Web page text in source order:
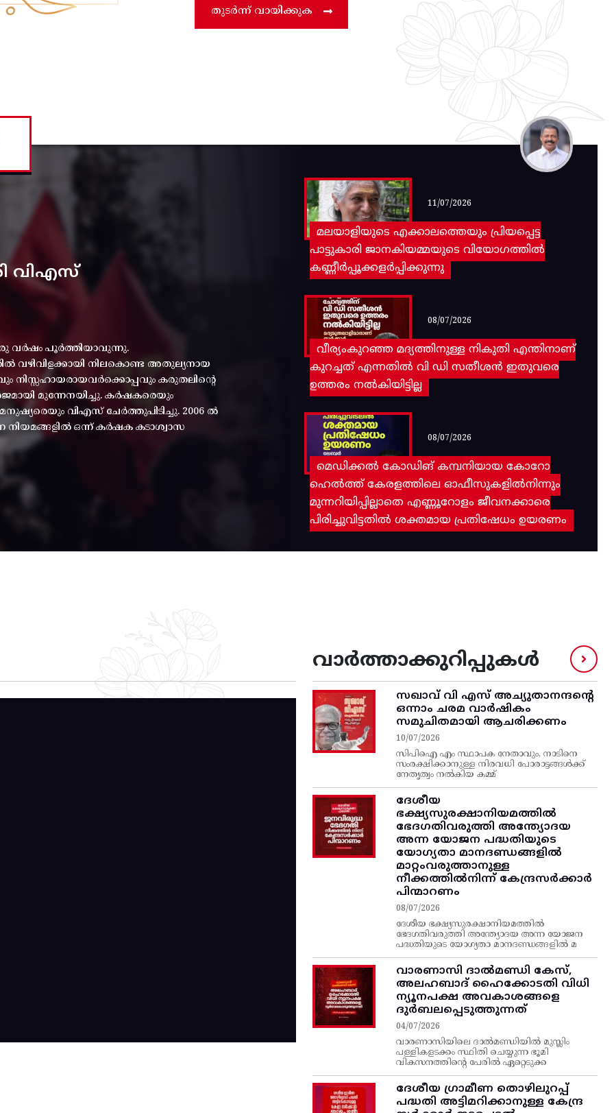
തുടർന്ന് വായിക്കുക
വിഎസ്
ഒരു വർഷം പൂർത്തിയാവുന്നു.
വഴിവിളക്കായി നിലകൊണ്ട അതുല്യനായ
നിസ്സഹായരായവർക്കൊപ്പവും കരുതലിന്റെ
മുന്നേനയിച്ചു. കർഷകരെയും
വിഎസ് ചേർത്തുപിടിച്ചു. 2006 ൽ
ഒന്ന് കർഷക കടാശ്വാസ
മലയാളിയുടെ എക്കാലത്തെയും പ്രിയപ്പെട്ട
പാട്ടുകാരി ജാനകിയമ്മയുടെ വിയോഗത്തിൽ
കണ്ണീർപ്പൂക്കളർപ്പിക്കുന്നു
11/07/2026
വീര്യംകുറഞ്ഞ മദ്യത്തിനുള്ള നികുതി എന്തിനാണ്
കുറച്ചത് എന്നതിൽ വി ഡി സതീശൻ ഇതുവരെ
ഉത്തരം നൽകിയിട്ടില്ല
08/07/2026
മെഡിക്കൽ കോഡിങ് കമ്പനിയായ കോറോ
ഹെൽത്ത് കേരളത്തിലെ ഓഫീസുകളിൽനിന്നും
മുന്നറിയിപ്പില്ലാതെ എണ്ണൂറോളം ജീവനക്കാരെ
പിരിച്ചുവിട്ടതിൽ‌ ശക്തമായ പ്രതിഷേധം ഉയരണം
08/07/2026
വാർത്താക്കുറിപ്പുകൾ
സഖാവ് വി എസ്‌ അച്യുതാനന്ദന്റെ
ഒന്നാം ചരമ വാര്‍ഷികം
സമുചിതമായി ആചരിക്കണം
10/07/2026
സിപിഐ എം സ്ഥാപക നേതാവും, നാടിനെ
സംരക്ഷിക്കാനുള്ള നിരവധി പോരാട്ടങ്ങള്‍ക്ക്‌
നേതൃത്വം നല്‍കിയ കമ്മ്
ദേശീയ
ഭക്ഷ്യസുരക്ഷാനിയമത്തിൽ
ഭേദഗതിവരുത്തി അന്ത്യോദയ
അന്ന യോജന പദ്ധതിയുടെ
യോഗ്യതാ മാനദണ്ഡങ്ങളിൽ
മാറ്റംവരുത്താനുള്ള
നീക്കത്തിൽനിന്ന്‌ കേന്ദ്രസർക്കാർ
പിന്മാറണം
08/07/2026
ദേശീയ ഭക്ഷ്യസുരക്ഷാനിയമത്തിൽ
ഭേദഗതിവരുത്തി അന്ത്യോദയ അന്ന യോജന
പദ്ധതിയുടെ യോഗ്യതാ മാനദണ്ഡങ്ങളിൽ മ
വാരണാസി ദാൽമണ്ഡി കേസ്,
അലഹബാദ് ഹൈക്കോടതി വിധി
ന്യൂനപക്ഷ അവകാശങ്ങളെ
ദുർബലപ്പെടുത്തുന്നത്
04/07/2026
വാരണാസിയിലെ ദാൽമണ്ഡിയിൽ മുസ്ലിം
പള്ളികളടക്കം സ്ഥിതി ചെയ്യുന്ന ഭൂമി
വികസനത്തിന്റെ പേരിൽ ഏറ്റെടുക്ക
ദേശീയ ഗ്രാമീണ തൊഴിലുറപ്പ്‌
പദ്ധതി അട്ടിമറിക്കാനുള്ള കേന്ദ്ര